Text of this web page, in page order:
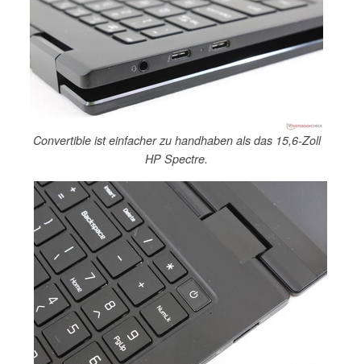
Convertible ist einfacher zu handhaben als das 15,6-Zoll
HP Spectre.